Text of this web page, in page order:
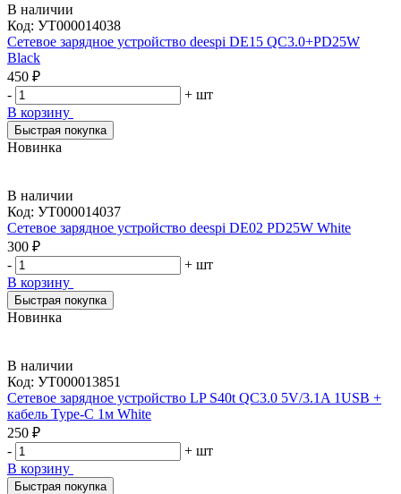
В наличии
Код: УТ000014038
Сетевое зарядное устройство deespi DE15 QC3.0+PD25W
Black
450 ₽
-
+ шт
В корзину
Быстрая покупка
Новинка
В наличии
Код: УТ000014037
Сетевое зарядное устройство deespi DE02 PD25W White
300 ₽
-
+ шт
В корзину
Быстрая покупка
Новинка
В наличии
Код: УТ000013851
Сетевое зарядное устройство LP S40t QC3.0 5V/3.1A 1USB +
кабель Type-C 1м White
250 ₽
-
+ шт
В корзину
Быстрая покупка